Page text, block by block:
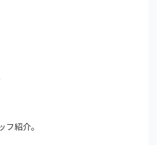
紹介。